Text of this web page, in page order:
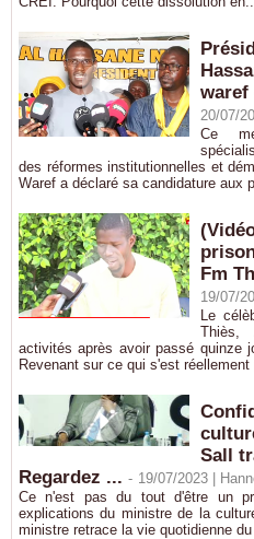
waref
20/07/
Ce
des réformes institutionnelles et
Waref a déclaré sa candidature aux
Fm
19/07/
Le
Thiès,
activités après avoir passé quinze
Revenant sur ce qui s'est
Sall
Regardez ... - 19/07/2023 |
Ce n'est pas du tout d'être un
explications du ministre de la
ministre retrace la vie quotidienne